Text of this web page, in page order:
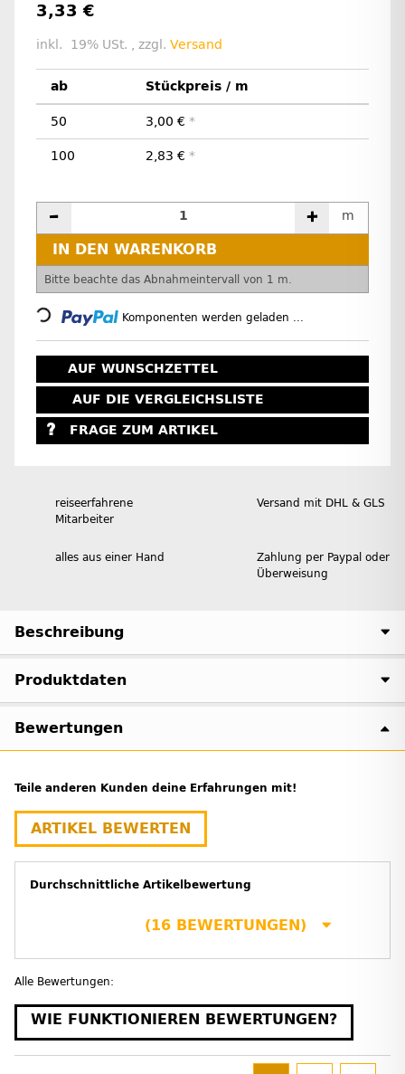
3,33 €
inkl. 19% USt. , zzgl. Versand
ab Stückpreis / m
50 3,00 € *
100 2,83 € *
m
IN DEN WARENKORB
x
Bitte beachte das Abnahmeintervall von 1 m.
Loading... Komponenten werden geladen ...
AUF WUNSCHZETTEL
AUF DIE VERGLEICHSLISTE
FRAGE ZUM ARTIKEL
reiseerfahrene
Mitarbeiter
Versand mit DHL & GLS
alles aus einer Hand
Zahlung per Paypal oder
Überweisung
Beschreibung
Produktdaten
Bewertungen
Durchschnittliche Artikelbewertung
(16 BEWERTUNGEN)
Teile anderen Kunden deine Erfahrungen mit!
ARTIKEL BEWERTEN
Alle Bewertungen:
WIE FUNKTIONIEREN BEWERTUNGEN?